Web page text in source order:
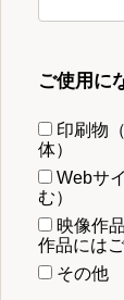
ご使用に
印刷物
体）
Webサ
む）
映像作
作品には
その他